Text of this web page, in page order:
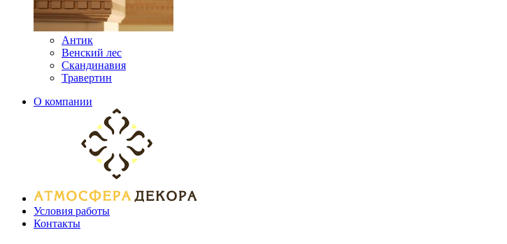
Антик
Венский лес
Скандинавия
Травертин
О компании
Условия работы
Контакты